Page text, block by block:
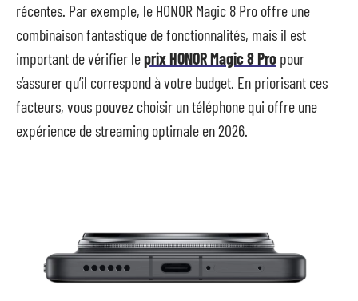
récentes. Par exemple, le HONOR Magic 8 Pro offre une
combinaison fantastique de fonctionnalités, mais il est
important de vérifier leprix HONOR Magic 8 Pro pour
s’assurer qu’il correspond à votre budget. En priorisant ces
facteurs, vous pouvez choisir un téléphone qui offre une
expérience de streaming optimale en 2026.